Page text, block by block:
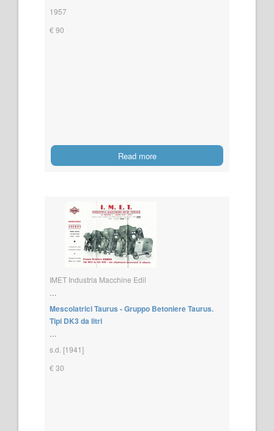
1957
€ 90
Read more
IMET Industria Macchine Edil
...
Mescolatrici Taurus - Gruppo Betoniere Taurus.
Tipi DK3 da litri
...
s.d. [1941]
€ 30